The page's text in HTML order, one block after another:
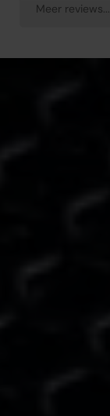
Meer reviews...